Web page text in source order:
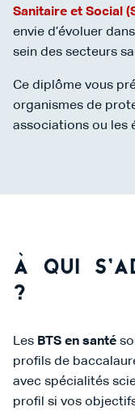
Sanitaire et Social
envie d’évoluer
sein des secteurs
Ce diplôme vous
organismes de
associations ou les
À qui
?
Les BTS en santé
profils de
avec spécialités
profil si vos